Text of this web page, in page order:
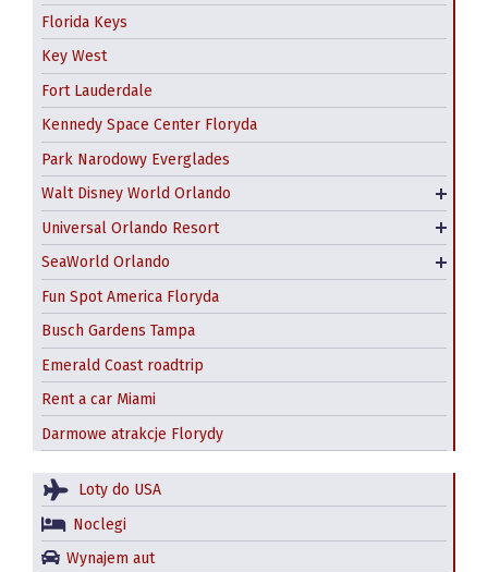
Florida Keys
Key West
Fort Lauderdale
Kennedy Space Center Floryda
Park Narodowy Everglades
Walt Disney World Orlando
Epcot
Animal Kingdom
Hollywood Studios
Tańsze bilety do Disney World i Universal Orlando
– gdzie kupić?
Parki wodne Disneya
Universal Orlando Resort
Universal Studios Florida
Islands of Adventure
Universal CitiWalk
Volcano Bay
SeaWorld Orlando
Aquatica Orlando
Discovery Cove
Fun Spot America Floryda
Busch Gardens Tampa
Emerald Coast roadtrip
Rent a car Miami
Darmowe atrakcje Florydy
Loty do USA
Noclegi
Wynajem aut